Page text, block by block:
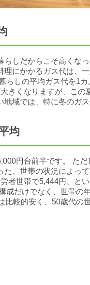
しだからこそ高くな
にかかるガス代は、
らしの平均ガス代を1カ
きくなりますが、この
域では、特に冬のガ
均
円台前半です。 た
た、世帯の状況によっ
者世帯で5,444円、と
成だけでなく、世帯の
比較的安く、50歳代の